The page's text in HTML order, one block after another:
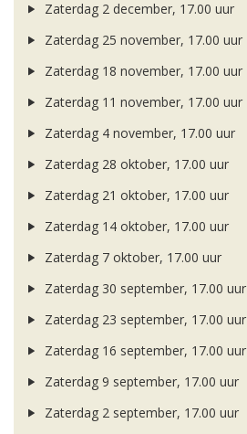
Zaterdag 2 december, 17.00 uur
Zaterdag 25 november, 17.00 uur
Zaterdag 18 november, 17.00 uur
Zaterdag 11 november, 17.00 uur
Zaterdag 4 november, 17.00 uur
Zaterdag 28 oktober, 17.00 uur
Zaterdag 21 oktober, 17.00 uur
Zaterdag 14 oktober, 17.00 uur
Zaterdag 7 oktober, 17.00 uur
Zaterdag 30 september, 17.00 uur
Zaterdag 23 september, 17.00 uur
Zaterdag 16 september, 17.00 uur
Zaterdag 9 september, 17.00 uur
Zaterdag 2 september, 17.00 uur